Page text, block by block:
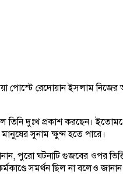
পোস্টে রেদোয়ান ইসলাম নিজের
তিনি দুঃখ প্রকাশ করছেন।
সুনাম ক্ষুণ্ন হতে পারে।
পুরো ঘটনাটি গুজবের ওপর
সমর্থন ছিল না বলেও জানান